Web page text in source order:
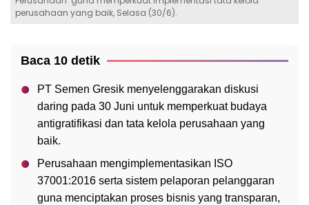
perusahaan yang baik, Selasa (30/6).
Baca 10 detik
PT Semen Gresik menyelenggarakan diskusi
daring pada 30 Juni untuk memperkuat budaya
antigratifikasi dan tata kelola perusahaan yang
baik.
Perusahaan mengimplementasikan ISO
37001:2016 serta sistem pelaporan pelanggaran
guna menciptakan proses bisnis yang transparan,